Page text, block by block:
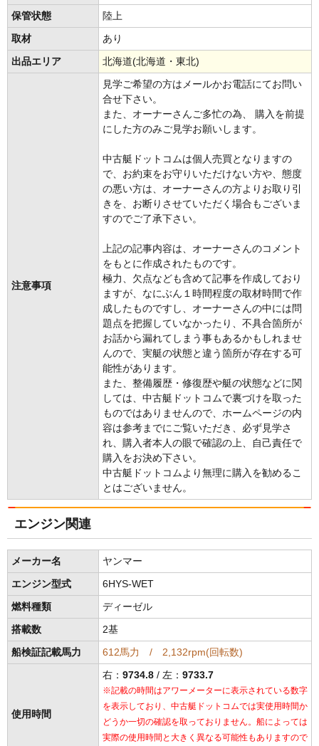
保管状態 陸上
取材 あり
出品エリア 北海道(北海道・東北)
注意事項
見学ご希望の方はメールかお電話にてお問い
合せ下さい。
また、オーナーさんご多忙の為、 購入を前提
にした方のみご見学お願いします。
中古艇ドットコムは個人売買となりますの
で、お約束をお守りいただけない方や、態度
の悪い方は、オーナーさんの方よりお取り引
きを、お断りさせていただく場合もございま
すのでご了承下さい。
上記の記事内容は、オーナーさんのコメント
をもとに作成されたものです。
極力、欠点なども含めて記事を作成しており
ますが、なにぶん１時間程度の取材時間で作
成したものですし、オーナーさんの中には問
題点を把握していなかったり、不具合箇所が
お話から漏れてしまう事もあるかもしれませ
んので、実艇の状態と違う箇所が存在する可
能性があります。
また、整備履歴・修復歴や艇の状態などに関
しては、中古艇ドットコムで裏づけを取った
ものではありませんので、ホームページの内
容は参考までにご覧いただき、必ず見学さ
れ、購入者本人の眼で確認の上、自己責任で
購入をお決め下さい。
中古艇ドットコムより無理に購入を勧めるこ
とはございません。
エンジン関連
メーカー名 ヤンマー
エンジン型式 6HYS-WET
燃料種類 ディーゼル
搭載数 2基
船検証記載馬力 612馬力 / 2,132rpm(回転数)
使用時間
右： 9734.8 / 左： 9733.7
※記載の時間はアワーメーターに表示されている数字
を表示しており、中古艇ドットコムでは実使用時間か
どうか一切の確認を取っておりません。船によっては
実際の使用時間と大きく異なる可能性もありますので